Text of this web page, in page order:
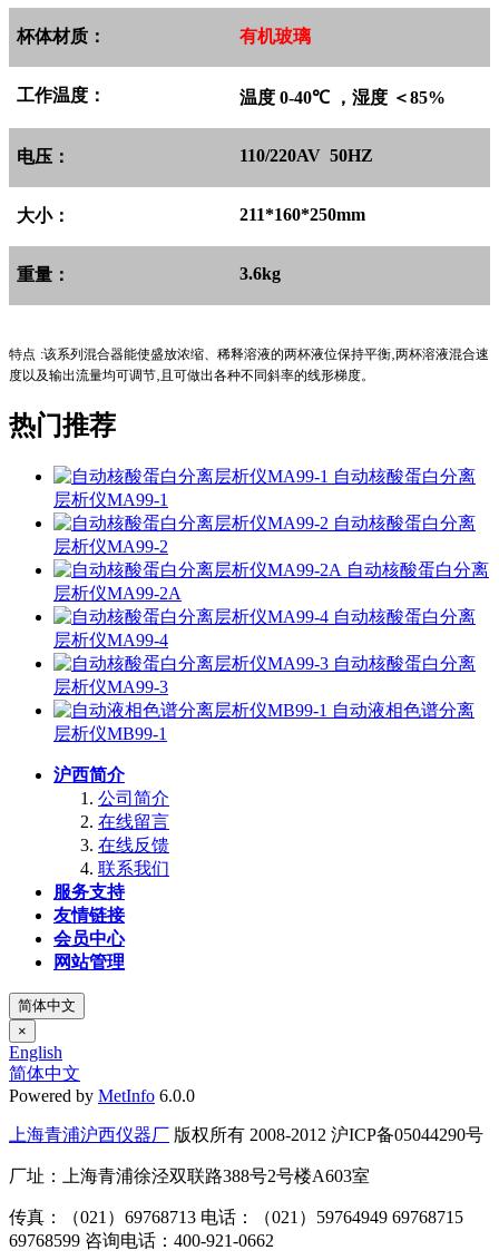
杯体材质： 有机玻璃
工作温度： 温度 0-40℃ ，湿度 ＜85%
电压： 110/220AV 50HZ
大小： 211*160*250mm
重量： 3.6kg
特点 :该系列混合器能使盛放浓缩、稀释溶液的两杯液位保持平衡‚两杯溶液混合速
度以及输出流量均可调节‚且可做出各种不同斜率的线形梯度。
热门推荐
自动核酸蛋白分离
层析仪MA99-1
自动核酸蛋白分离
层析仪MA99-2
自动核酸蛋白分离
层析仪MA99-2A
自动核酸蛋白分离
层析仪MA99-4
自动核酸蛋白分离
层析仪MA99-3
自动液相色谱分离
层析仪MB99-1
沪西简介
公司简介
在线留言
在线反馈
联系我们
服务支持
友情链接
会员中心
网站管理
简体中文
×
English
简体中文
Powered by MetInfo 6.0.0
上海青浦沪西仪器厂 版权所有 2008-2012 沪ICP备05044290号
厂址：上海青浦徐泾双联路388号2号楼A603室
传真：（021）69768713 电话：（021）59764949 69768715
69768599 咨询电话：400-921-0662